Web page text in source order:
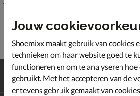
Gratisverzending en retour*
Achterafbetalen
Jouw
Shoemixx maakt gebruik van cookies
technieken om haar website goed te
functioneren en om te analyseren
gebruikt. Met het accepteren van de
er tevens gebruik gemaakt van